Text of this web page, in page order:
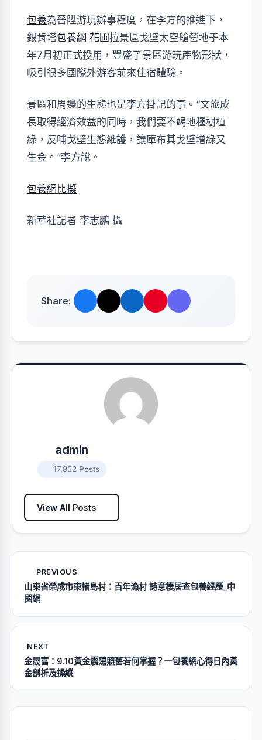
包養為晉陞游玩辦事程度，在李方的推進下，
銀肯塔包養網 花圃 拉景區戈壁太空艙營地于本
年7月初正式投用，豐盛了景區游玩產物形狀，
吸引很多國際外游客前來住宿體驗。
景區和周邊的生態也是李方掛記的事。“文旅成
長取得經濟效益的同時，我們要不竭地種樹植
綠，反哺戈壁生態維護，讓庫布其戈壁增綠又
生金。”李方說。
包養網比擬
新華社記者 李志鵬 攝
Share:
admin
17,852 Posts
View All Posts
PREVIOUS
山東省榮成市東楮島村：百年漁村 詩意棲居查包養經歷_中
國網
NEXT
金晟富：9.10黃金震蕩照舊若何掌握？一包養網心得日內黃
金剖析及操縱